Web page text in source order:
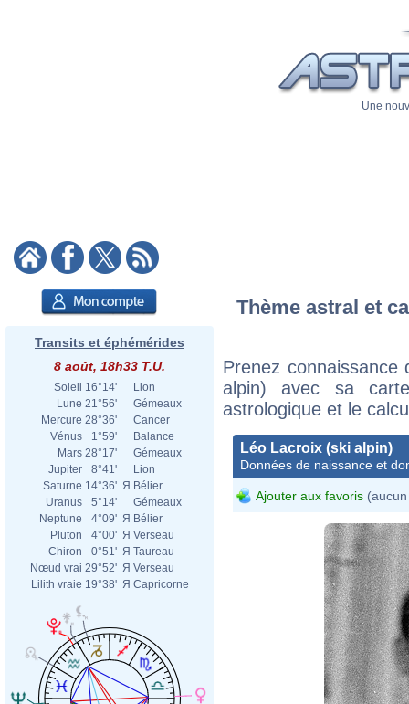
Une
Transits et éphémérides
8 août, 18h33 T.U.
Soleil 16°14'
Lion
Lune 21°56'
Gémeaux
Mercure 28°36'
Cancer
Vénus
1°59'
Balance
Mars 28°17'
Gémeaux
Jupiter
8°41'
Lion
Saturne 14°36' Я Bélier
Uranus
5°14'
Gémeaux
Neptune
4°09' Я Bélier
Pluton
4°00' Я Verseau
Chiron
0°51' Я Taureau
Nœud vrai 29°52' Я Verseau
Lilith vraie 19°38' Я Capricorne
Thème astral et
Prenez
alpin) avec sa
astrologique et le
Léo Lacroix (ski alpin)
Données de naissance et
Ajouter aux favoris